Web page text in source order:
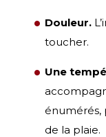
Douleur.
toucher.
Une
énumérés,
de la plaie.